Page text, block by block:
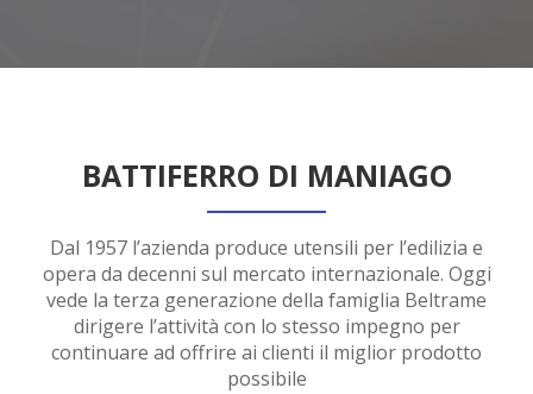
BATTIFERRO DI MANIAGO
Dal 1957 l’azienda produce utensili per l’edilizia e
opera da decenni sul mercato internazionale. Oggi
vede la terza generazione della famiglia Beltrame
dirigere l’attività con lo stesso impegno per
continuare ad offrire ai clienti il miglior prodotto
possibile